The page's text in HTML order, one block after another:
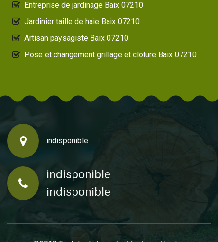
Entreprise de jardinage Baix 07210
Jardinier taille de haie Baix 07210
Artisan paysagiste Baix 07210
Pose et changement grillage et clôture Baix 07210
indisponible
indisponible
indisponible